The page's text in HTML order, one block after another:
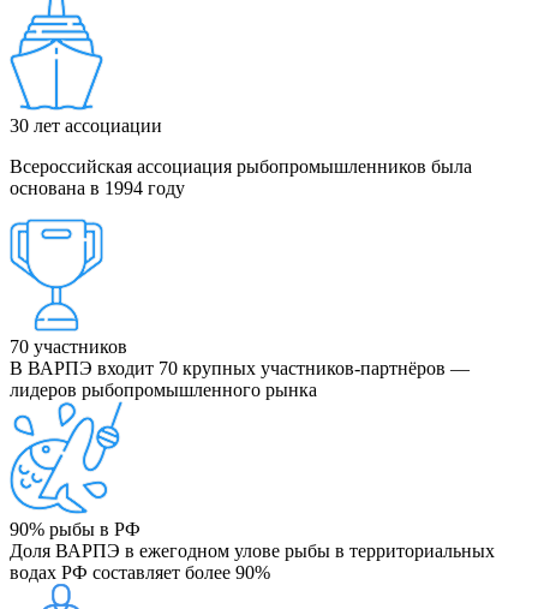
30 лет ассоциации
Всероссийская ассоциация рыбопромышленников была
основана в 1994 году
70 участников
В ВАРПЭ входит 70 крупных участников-партнёров —
лидеров рыбопромышленного рынка
90% рыбы в РФ
Доля ВАРПЭ в ежегодном улове рыбы в территориальных
водах РФ составляет более 90%